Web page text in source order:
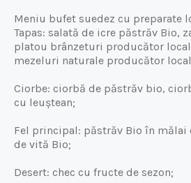
Meniu bufet suedez cu preparate
Tapas: salată de icre păstrăv Bio,
platou brânzeturi producător
mezeluri naturale producător
Ciorbe: ciorbă de păstrăv bio,
cu leuștean;
Fel principal: păstrăv Bio în
de vită Bio;
Desert: chec cu fructe de sezon;